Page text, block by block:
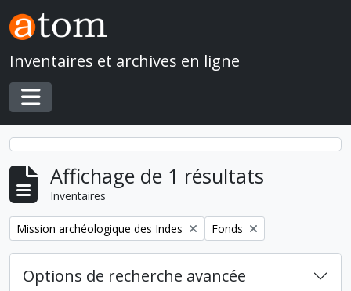
Skip to main content
Inventaires et archives en ligne
Toggle navigation
Affichage de 1 résultats
Inventaires
Remove filter:
Mission archéologique des Indes Remove filter:
Fonds
Options de recherche avancée